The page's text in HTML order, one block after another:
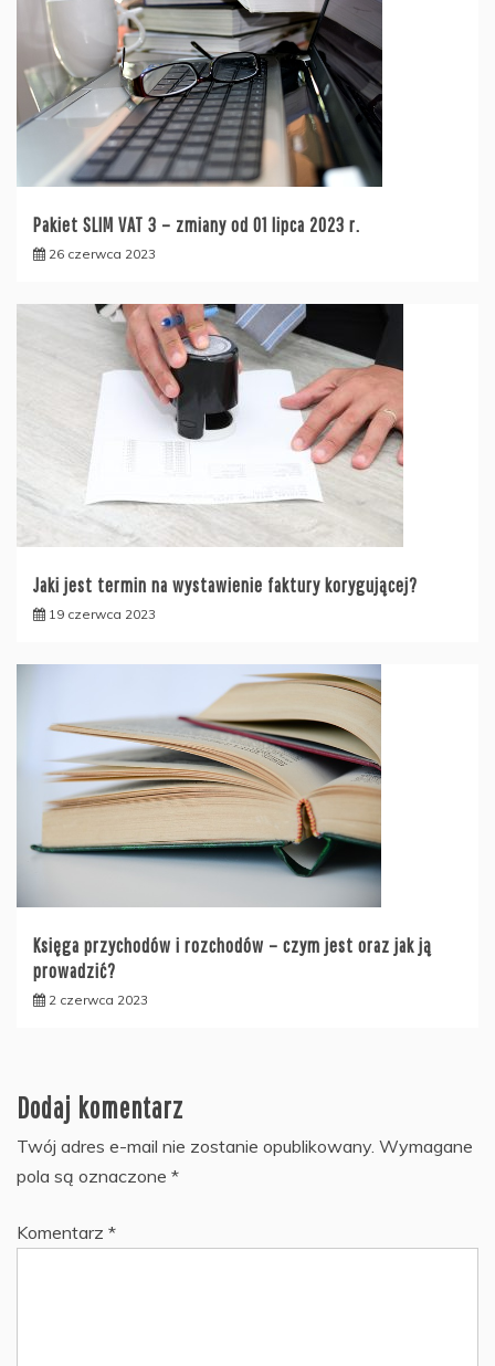
Pakiet SLIM VAT 3 – zmiany od 01 lipca 2023 r.
26 czerwca 2023
Jaki jest termin na wystawienie faktury korygującej?
19 czerwca 2023
Księga przychodów i rozchodów – czym jest oraz jak ją
prowadzić?
2 czerwca 2023
Dodaj komentarz
Twój adres e-mail nie zostanie opublikowany. Wymagane
pola są oznaczone *
Komentarz *